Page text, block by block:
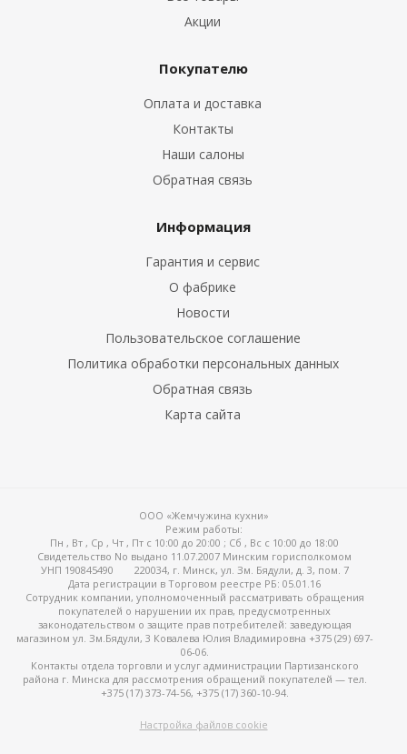
Акции
Покупателю
Оплата и доставка
Контакты
Наши салоны
Обратная связь
Информация
Гарантия и сервис
О фабрике
Новости
Пользовательское соглашение
Политика обработки персональных данных
Обратная связь
Карта сайта
ООО «Жемчужина кухни»
Режим работы:
Пн , Вт , Ср , Чт , Пт c 10:00 до 20:00 ; Сб , Вс c 10:00 до 18:00
Свидетельство No выдано 11.07.2007 Минским горисполкомом
УНП 190845490
220034, г. Минск, ул. Зм. Бядули, д. 3, пом. 7
Дата регистрации в Торговом реестре РБ: 05.01.16
Сотрудник компании, уполномоченный рассматривать обращения
покупателей о нарушении их прав, предусмотренных
законодательством о защите прав потребителей: заведующая
магазином ул. Зм.Бядули, 3 Ковалева Юлия Владимировна +375 (29) 697-
06-06.
Контакты отдела торговли и услуг администрации Партизанского
района г. Минска для рассмотрения обращений покупателей — тел.
+375 (17) 373-74-56, +375 (17) 360-10-94.
Настройка файлов cookie